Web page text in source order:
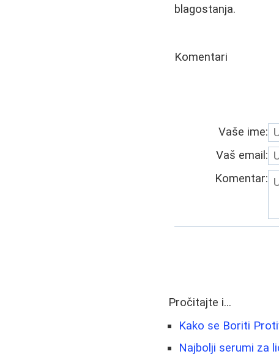
blagostanja.
Komentari
Vaše ime:
Vaš email:
Komentar:
Pročitajte i...
Kako se Boriti
Najbolji serumi za